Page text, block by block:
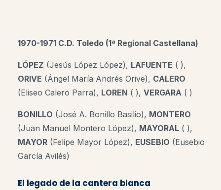
1970-1971 C.D. Toledo (1ª Regional Castellana)
LÓPEZ (Jesús López López), LAFUENTE ( ),
ORIVE (Ángel María Andrés Orive), CALERO
(Eliseo Calero Parra), LOREN ( ), VERGARA ( )
BONILLO (José A. Bonillo Basilio), MONTERO
(Juan Manuel Montero López), MAYORAL ( ),
MAYOR (Felipe Mayor López), EUSEBIO (Eusebio
García Avilés)
El legado de la cantera blanca